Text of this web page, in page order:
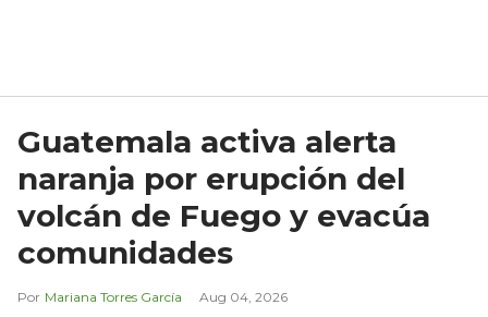
Guatemala activa alerta
naranja por erupción del
volcán de Fuego y evacúa
comunidades
Mariana Torres García Aug 04, 2026